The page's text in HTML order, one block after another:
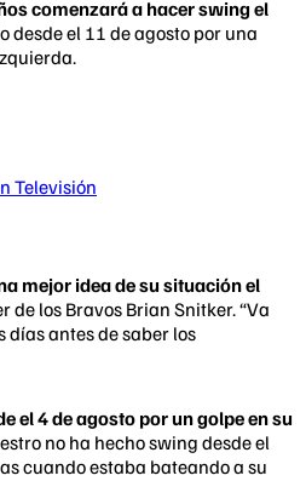
comenzará a hacer swing el
desde el 11 de agosto por una
Televisión
mejor idea de su situación el
de los Bravos Brian Snitker. “Va
antes de saber los
el 4 de agosto por un golpe en su
no ha hecho swing desde el
cuando estaba bateando a su